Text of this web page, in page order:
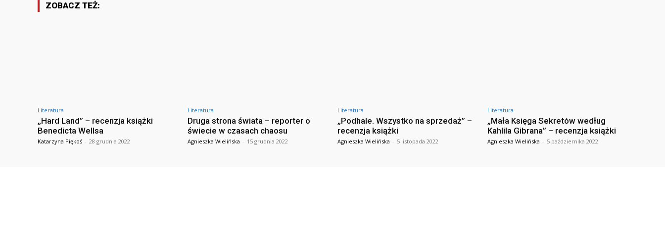
ZOBACZ TEŻ:
Literatura
„Hard Land” – recenzja książki
Benedicta Wellsa
Katarzyna Piękoś - 28 grudnia 2022
Literatura
Druga strona świata – reporter o
świecie w czasach chaosu
Agnieszka Wielińska - 15 grudnia 2022
Literatura
„Podhale. Wszystko na sprzedaż” –
recenzja książki
Agnieszka Wielińska - 5 listopada 2022
Literatura
„Mała Księga Sekretów według
Kahlila Gibrana” – recenzja książki
Agnieszka Wielińska - 5 października 2022